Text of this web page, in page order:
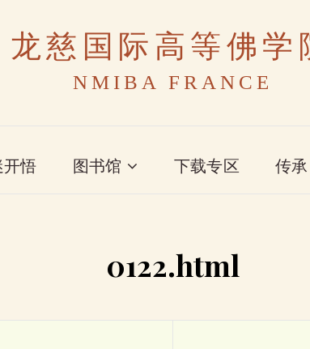
龙慈国际高等佛学
NMIBA FRANCE
悟 图书馆 下载专区 传承
0122.html